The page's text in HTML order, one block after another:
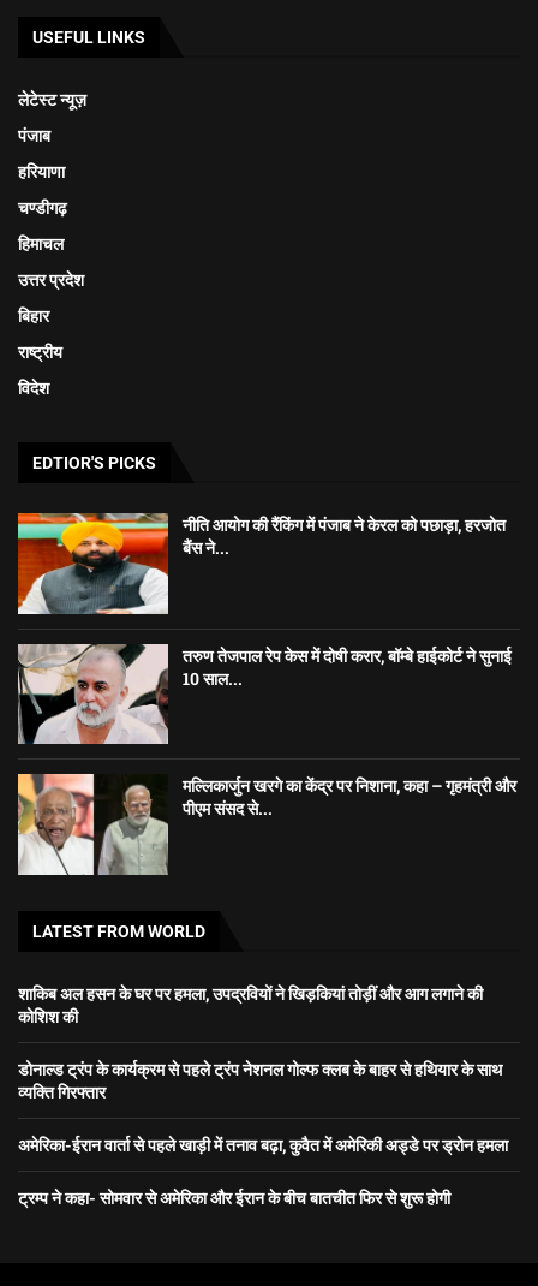
USEFUL LINKS
लेटेस्ट न्यूज़
पंजाब
हरियाणा
चण्डीगढ़
हिमाचल
उत्तर प्रदेश
बिहार
राष्ट्रीय
विदेश
EDTIOR'S PICKS
नीति आयोग की रैंकिंग में पंजाब ने केरल को पछाड़ा, हरजोत
बैंस ने...
तरुण तेजपाल रेप केस में दोषी करार, बॉम्बे हाईकोर्ट ने सुनाई
10 साल...
मल्लिकार्जुन खरगे का केंद्र पर निशाना, कहा – गृहमंत्री और
पीएम संसद से...
LATEST FROM WORLD
शाकिब अल हसन के घर पर हमला, उपद्रवियों ने खिड़कियां तोड़ीं और आग लगाने की
कोशिश की
डोनाल्ड ट्रंप के कार्यक्रम से पहले ट्रंप नेशनल गोल्फ क्लब के बाहर से हथियार के साथ
व्यक्ति गिरफ्तार
अमेरिका-ईरान वार्ता से पहले खाड़ी में तनाव बढ़ा, कुवैत में अमेरिकी अड्डे पर ड्रोन हमला
ट्रम्प ने कहा- सोमवार से अमेरिका और ईरान के बीच बातचीत फिर से शुरू होगी